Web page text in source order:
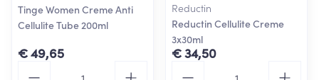
Tinge Women Creme Anti
Cellulite Tube 200ml
€ 49,65
Reductin
Reductin Cellulite Creme
3x30ml
€ 34,50